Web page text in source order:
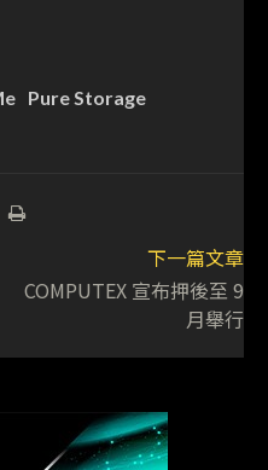
Pure Storage
下一篇文章
COMPUTEX 宣布押後至 9
月舉行